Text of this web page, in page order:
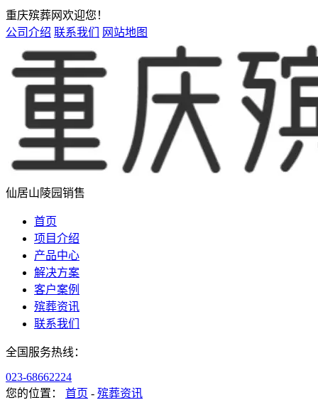
重庆殡葬网欢迎您！
公司介绍 联系我们 网站地图
仙居山陵园销售
首页
项目介绍
产品中心
解决方案
客户案例
殡葬资讯
联系我们
全国服务热线：
023-68662224
您的位置：
首页 - 殡葬资讯